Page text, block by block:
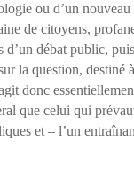
ou d’un
de citoyens,
d’un débat public,
la question, destiné
donc
que celui qui
et – l’un